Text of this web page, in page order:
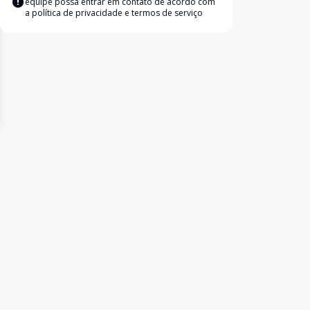
a política de privacidade e termos de serviço